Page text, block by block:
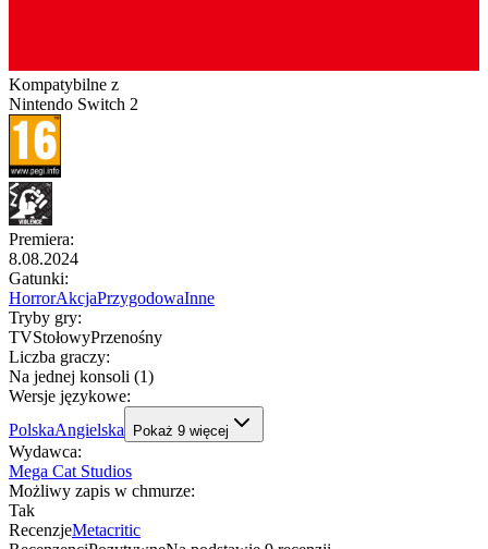
Kompatybilne z
Nintendo Switch 2
Premiera:
8.08.2024
Gatunki:
HorrorAkcjaPrzygodowaInne
Tryby gry:
TVStołowyPrzenośny
Liczba graczy:
Na jednej konsoli (1)
Wersje językowe:
PolskaAngielska Pokaż 9 więcej
Wydawca:
Mega Cat Studios
Możliwy zapis w chmurze:
Tak
RecenzjeMetacritic